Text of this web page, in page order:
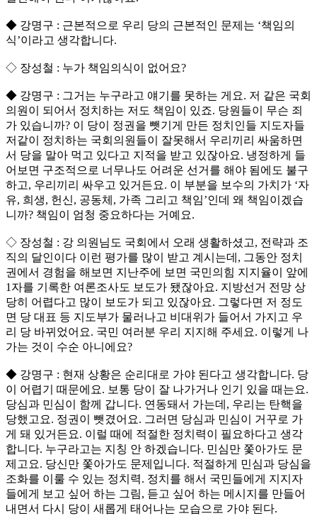
◆ 강명구 : 근본적으로 우리 당의 근본적인 문제는 ‘책임의
식’이라고 생각합니다.
◇ 장성철 : 누가 책임의식이 없어요?
◆ 강명구 : 그거는 누구라고 얘기를 못하는 게요. 저 같은 국회
의원이 되어서 정치하는 저도 책임이 있죠. 당원들이 무슨 죄
가 있습니까? 이 당이 정권을 뺏기게 만든 정치인들 지도자들
저같이 정치하는 국회의원들이 잘못해서 우리끼리 싸움하면
서 당을 말아 먹고 있다고 지적을 받고 있잖아요. 냉정하게 들
어보면 구조적으로 너무나도 어려운 선거를 해야 됨에도 불구
하고, 우리끼리 싸우고 있거든요. 이 부분을 보수의 가치가 ‘자
유, 희생, 헌신, 공동체, 가족 그리고 책임’인데 왜 책임이겠습
니까? 책임이 엄청 중요하다는 거예요.
◇ 장성철 : 강 의원님도 국회에서 오래 생활하셨고, 전략과 조
직의 달인이다 이런 평가를 많이 받고 계시는데, 그동안 정치
권에서 경험을 해보면 지난주에 보면 국민의힘 지지율이 앞에
1자를 기록한 여론조사도 보도가 됐잖아요. 지방선거 전망 상
당히 어렵다고 많이 보도가 되고 있잖아요. 그렇다면 저 정도
면 당 대표 등 지도부가 물러나고 비대위가 들어서 가지고 우
리 당 바뀌었어요. 국민 여러분 우리 지지해 주세요. 이렇게 나
가는 것이 수순 아니에요?
◆ 강명구 : 현재 상황은 순리대로 가야 된다고 생각합니다. 당
이 어렵기 때문에요. 보통 당이 잘 나가거나 인기 있을 때는요.
당심과 민심이 함께 갑니다. 연동돼서 가는데, 우리는 탄핵을
당했고요. 정권이 뺏겼어요. 그러면 당심과 민심이 거꾸로 가
게 돼 있거든요. 이럴 때에 적절한 정치력이 필요하다고 생각
합니다. 누구라고는 지칭 안 하겠습니다. 민심만 쫓아가도 문
제고요. 당신만 쫓아가도 문제입니다. 적절하게 민심과 당심을
조화를 이룰 수 있는 정치력. 정치를 해서 국민들에게 지지자
들에게 보고 싶어 하는 그림, 듣고 싶어 하는 메시지를 만들어
내면서 다시 당이 새롭게 태어나는 모습으로 가야 된다.